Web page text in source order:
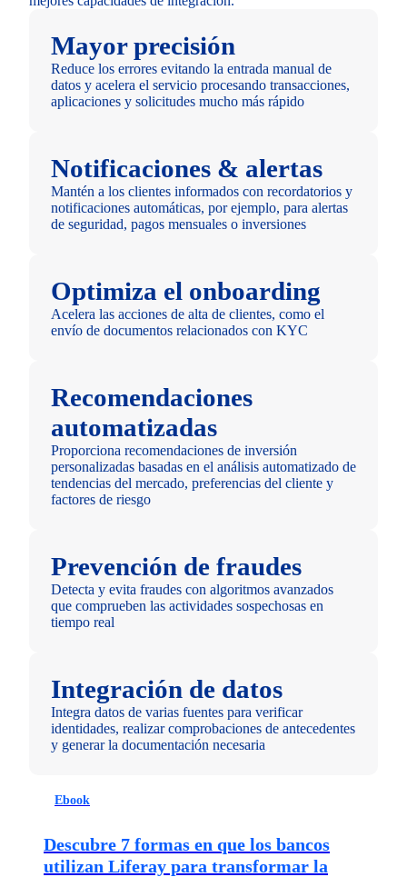
Mayor precisión
Reduce los errores evitando la entrada manual de
datos y acelera el servicio procesando transacciones,
aplicaciones y solicitudes mucho más rápido
Notificaciones & alertas
Mantén a los clientes informados con recordatorios y
notificaciones automáticas, por ejemplo, para alertas
de seguridad, pagos mensuales o inversiones
Optimiza el onboarding
Acelera las acciones de alta de clientes, como el
envío de documentos relacionados con KYC
Recomendaciones
automatizadas
Proporciona recomendaciones de inversión
personalizadas basadas en el análisis automatizado de
tendencias del mercado, preferencias del cliente y
factores de riesgo
Prevención de fraudes
Detecta y evita fraudes con algoritmos avanzados
que comprueben las actividades sospechosas en
tiempo real
Integración de datos
Integra datos de varias fuentes para verificar
identidades, realizar comprobaciones de antecedentes
y generar la documentación necesaria
Ebook
Descubre 7 formas en que los bancos
utilizan Liferay para transformar la